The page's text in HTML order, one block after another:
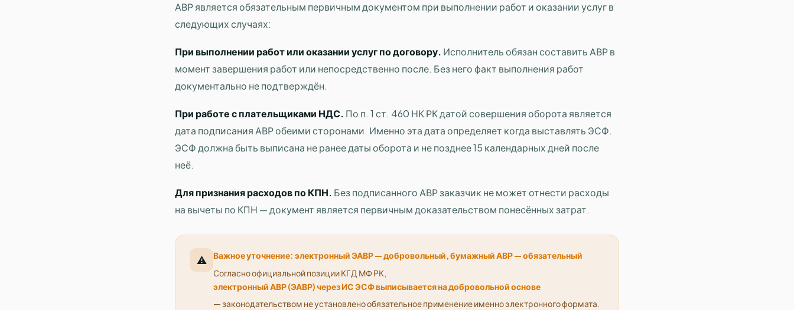
АВР является обязательным первичным документом при выполнении работ и оказании услуг в
следующих случаях:
При выполнении работ или оказании услуг по договору. Исполнитель обязан составить АВР в
момент завершения работ или непосредственно после. Без него факт выполнения работ
документально не подтверждён.
При работе с плательщиками НДС. По п. 1 ст. 460 НК РК датой совершения оборота является
дата подписания АВР обеими сторонами. Именно эта дата определяет когда выставлять ЭСФ.
ЭСФ должна быть выписана не ранее даты оборота и не позднее 15 календарных дней после
неё.
Для признания расходов по КПН. Без подписанного АВР заказчик не может отнести расходы
на вычеты по КПН — документ является первичным доказательством понесённых затрат.
⚠️
Важное уточнение: электронный ЭАВР — добровольный, бумажный АВР — обязательный
Согласно официальной позиции КГД МФ РК,
электронный АВР (ЭАВР) через ИС ЭСФ выписывается на добровольной основе
— законодательством не установлено обязательное применение именно электронного формата.